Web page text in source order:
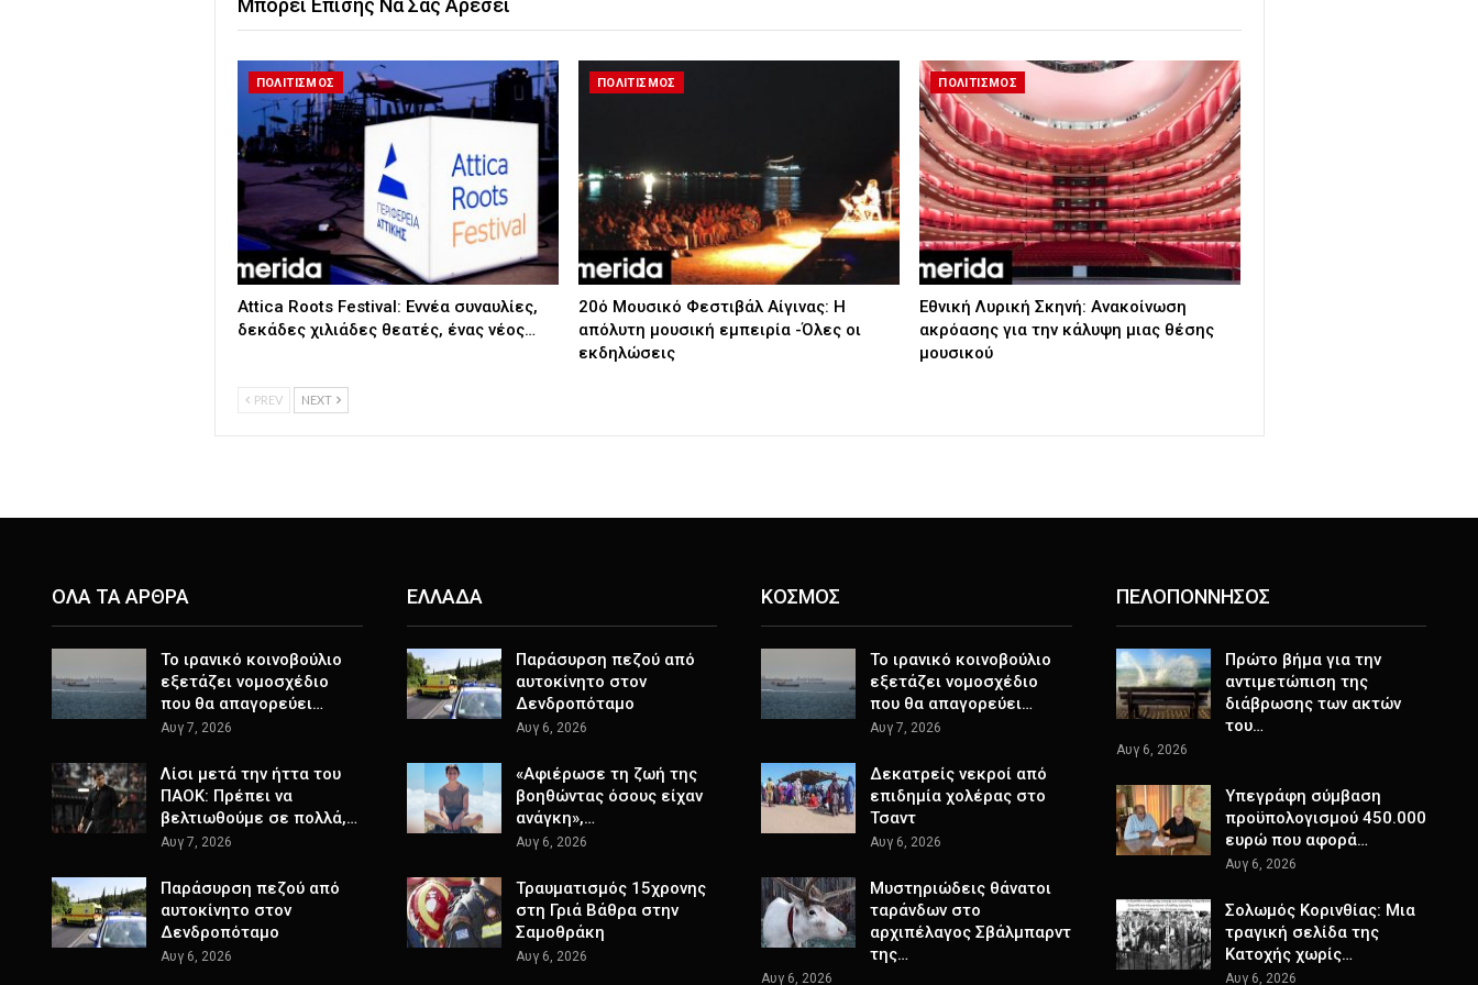
Μπορεί Επίσης Να Σας Αρέσει
ΠΟΛΙΤΙΣΜΟΣ
Attica Roots Festival: Εννέα συναυλίες,
δεκάδες χιλιάδες θεατές, ένας νέος…
ΠΟΛΙΤΙΣΜΟΣ
20ό Μουσικό Φεστιβάλ Αίγινας: Η
απόλυτη μουσική εμπειρία -Όλες οι
εκδηλώσεις
ΠΟΛΙΤΙΣΜΟΣ
Εθνική Λυρική Σκηνή: Ανακοίνωση
ακρόασης για την κάλυψη μιας θέσης
μουσικού
PREV NEXT
ΟΛΑ ΤΑ ΑΡΘΡΑ
Το ιρανικό κοινοβούλιο
εξετάζει νομοσχέδιο
που θα απαγορεύει…
Αυγ 7, 2026
Λίσι μετά την ήττα του
ΠΑΟΚ: Πρέπει να
βελτιωθούμε σε πολλά,…
Αυγ 7, 2026
Παράσυρση πεζού από
αυτοκίνητο στον
Δενδροπόταμο
Αυγ 6, 2026
ΕΛΛΑΔΑ
Παράσυρση πεζού από
αυτοκίνητο στον
Δενδροπόταμο
Αυγ 6, 2026
«Αφιέρωσε τη ζωή της
βοηθώντας όσους είχαν
ανάγκη»,…
Αυγ 6, 2026
Τραυματισμός 15χρονης
στη Γριά Βάθρα στην
Σαμοθράκη
Αυγ 6, 2026
ΚΟΣΜΟΣ
Το ιρανικό κοινοβούλιο
εξετάζει νομοσχέδιο
που θα απαγορεύει…
Αυγ 7, 2026
Δεκατρείς νεκροί από
επιδημία χολέρας στο
Τσαντ
Αυγ 6, 2026
Μυστηριώδεις θάνατοι
ταράνδων στο
αρχιπέλαγος Σβάλμπαρντ
της…
Αυγ 6, 2026
ΠΕΛΟΠΟΝΝΗΣΟΣ
Πρώτο βήμα για την
αντιμετώπιση της
διάβρωσης των ακτών
του…
Αυγ 6, 2026
Υπεγράφη σύμβαση
προϋπολογισμού 450.000
ευρώ που αφορά…
Αυγ 6, 2026
Σολωμός Κορινθίας: Μια
τραγική σελίδα της
Κατοχής χωρίς…
Αυγ 6, 2026